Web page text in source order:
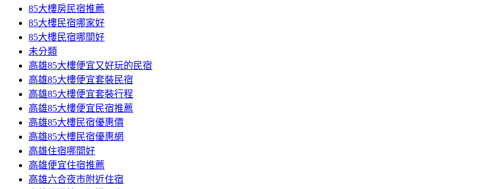
85大樓房民宿推薦
85大樓民宿哪家好
85大樓民宿哪間好
未分類
高雄85大樓便宜又好玩的民宿
高雄85大樓便宜套裝民宿
高雄85大樓便宜套裝行程
高雄85大樓便宜民宿推薦
高雄85大樓民宿優惠價
高雄85大樓民宿優惠網
高雄住宿哪間好
高雄便宜住宿推薦
高雄六合夜市附近住宿